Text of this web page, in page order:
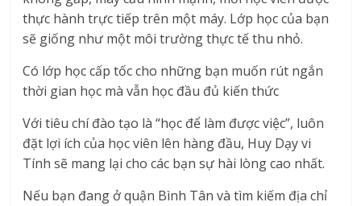
thực hành trực tiếp trên một máy. Lớp học của bạn
sẽ giống như một môi trường thực tế thu nhỏ.
Có lớp học cấp tốc cho những bạn muốn rút ngắn
thời gian học mà vẫn học đầu đủ kiến thức
Với tiêu chí đào tạo là “học để làm được việc”, luôn
đặt lợi ích của học viên lên hàng đầu, Huy Dạy vi
Tính sẽ mang lại cho các bạn sự hài lòng cao nhất.
Nếu bạn đang ở quận Bình Tân và tìm kiếm địa chỉ